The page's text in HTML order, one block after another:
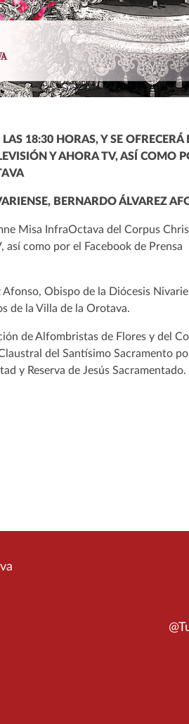
18:30 HORAS, Y SE OFRECERÁ
Y AHORA TV, ASÍ COMO
BERNARDO ÁLVAREZ
Misa InfraOctava del Corpus
como por el Facebook de Prensa
Obispo de la Diócesis
de la Villa de la Orotava.
de Alfombristas de Flores y del
del Santísimo Sacramento
y Reserva de Jesús Sacramentado.